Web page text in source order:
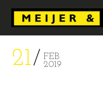
21
FEB
2019